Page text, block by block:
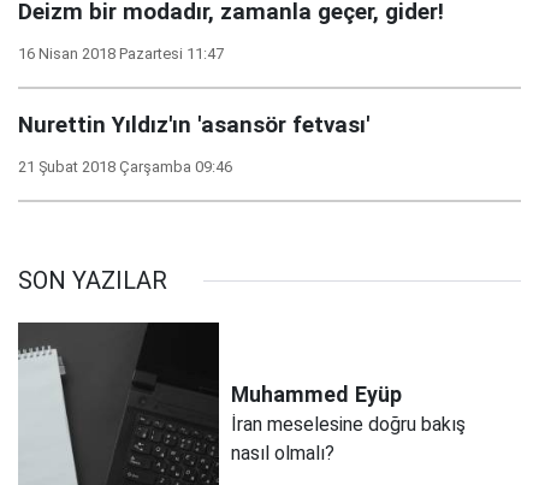
Deizm bir modadır, zamanla geçer, gider!
16 Nisan 2018 Pazartesi 11:47
Nurettin Yıldız'ın 'asansör fetvası'
21 Şubat 2018 Çarşamba 09:46
SON YAZILAR
Muhammed Eyüp
İran meselesine doğru bakış
nasıl olmalı?